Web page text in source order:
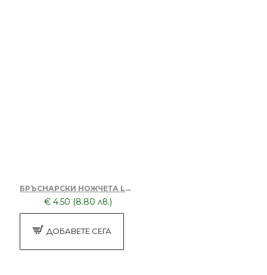
БРЪСНАРСКИ НОЖЧЕТА LORD PROFESSIONAL 100 БР
€ 4.50 (8.80 лв.)
ДОБАВЕТЕ СЕГА